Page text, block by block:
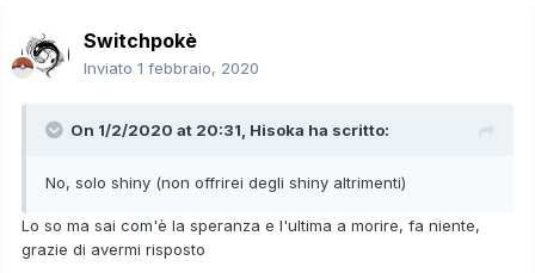
Switchpokè
Inviato 1 febbraio, 2020
On 1/2/2020 at 20:31, Hisoka ha scritto:
No, solo shiny (non offrirei degli shiny altrimenti)
Lo so ma sai com'è la speranza e l'ultima a morire, fa niente,
grazie di avermi risposto